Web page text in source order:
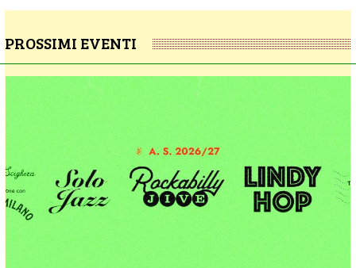
PROSSIMI EVENTI